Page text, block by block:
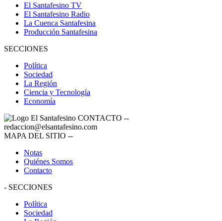
El Santafesino TV
El Santafesino Radio
La Cuenca Santafesina
Producción Santafesina
SECCIONES
Política
Sociedad
La Región
Ciencia y Tecnología
Economía
CONTACTO --
redaccion@elsantafesino.com
MAPA DEL SITIO --
Notas
Quiénes Somos
Contacto
- SECCIONES
Política
Sociedad